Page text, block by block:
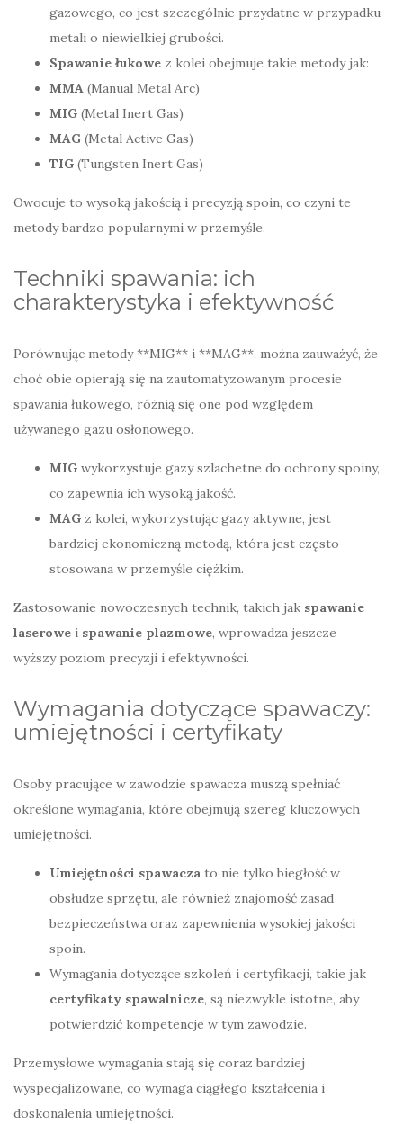
gazowego, co jest szczególnie przydatne w przypadku
metali o niewielkiej grubości.
Spawanie łukowe z kolei obejmuje takie metody jak:
MMA (Manual Metal Arc)
MIG (Metal Inert Gas)
MAG (Metal Active Gas)
TIG (Tungsten Inert Gas)
Owocuje to wysoką jakością i precyzją spoin, co czyni te
metody bardzo popularnymi w przemyśle.
Techniki spawania: ich
charakterystyka i efektywność
Porównując metody **MIG** i **MAG**, można zauważyć, że
choć obie opierają się na zautomatyzowanym procesie
spawania łukowego, różnią się one pod względem
używanego gazu osłonowego.
MIG wykorzystuje gazy szlachetne do ochrony spoiny,
co zapewnia ich wysoką jakość.
MAG z kolei, wykorzystując gazy aktywne, jest
bardziej ekonomiczną metodą, która jest często
stosowana w przemyśle ciężkim.
Zastosowanie nowoczesnych technik, takich jak spawanie
laserowe i spawanie plazmowe, wprowadza jeszcze
wyższy poziom precyzji i efektywności.
Wymagania dotyczące spawaczy:
umiejętności i certyfikaty
Osoby pracujące w zawodzie spawacza muszą spełniać
określone wymagania, które obejmują szereg kluczowych
umiejętności.
Umiejętności spawacza to nie tylko biegłość w
obsłudze sprzętu, ale również znajomość zasad
bezpieczeństwa oraz zapewnienia wysokiej jakości
spoin.
Wymagania dotyczące szkoleń i certyfikacji, takie jak
certyfikaty spawalnicze, są niezwykle istotne, aby
potwierdzić kompetencje w tym zawodzie.
Przemysłowe wymagania stają się coraz bardziej
wyspecjalizowane, co wymaga ciągłego kształcenia i
doskonalenia umiejętności.